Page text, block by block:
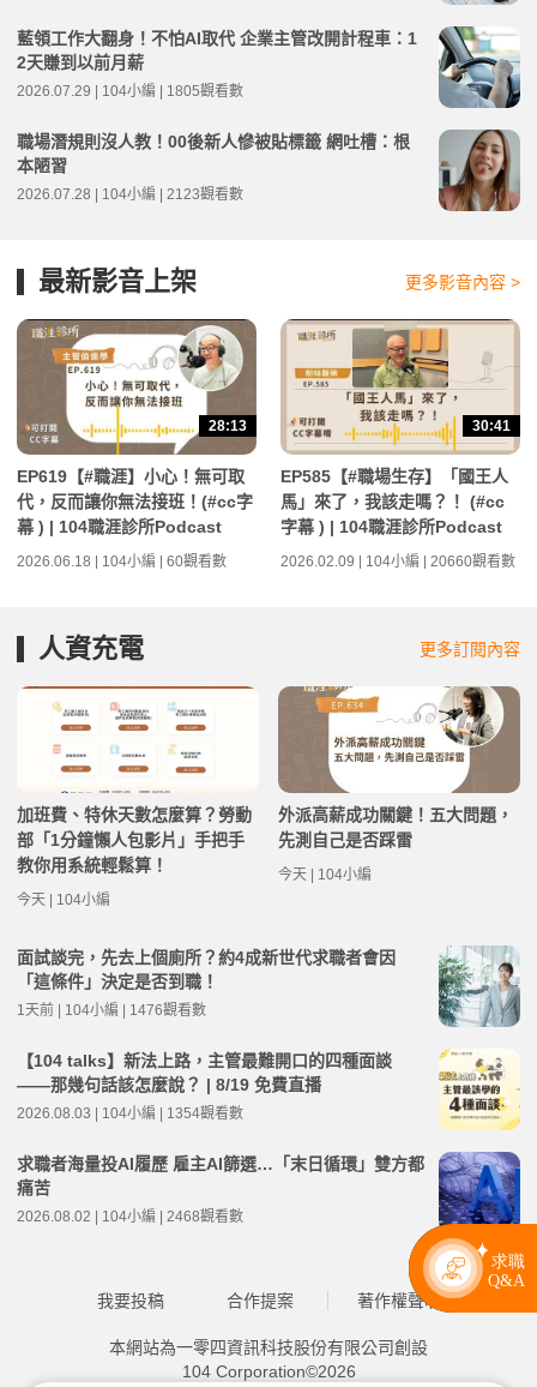
藍領工作大翻身！不怕AI取代 企業主管改開計程車：1
2天賺到以前月薪
2026.07.29 | 104小編 | 1805觀看數
職場潛規則沒人教！00後新人慘被貼標籤 網吐槽：根
本陋習
2026.07.28 | 104小編 | 2123觀看數
最新影音上架 更多影音內容 >
28:13
EP619【#職涯】小心！無可取
代，反而讓你無法接班！(#cc字
幕 ) | 104職涯診所Podcast
2026.06.18 | 104小編 | 60觀看數
30:41
EP585【#職場生存】「國王人
馬」來了，我該走嗎？！ (#cc
字幕 ) | 104職涯診所Podcast
2026.02.09 | 104小編 | 20660觀看數
人資充電 更多訂閱內容
加班費、特休天數怎麼算？勞動
部「1分鐘懶人包影片」手把手
教你用系統輕鬆算！
今天 | 104小編
外派高薪成功關鍵！五大問題，
先測自己是否踩雷
今天 | 104小編
面試談完，先去上個廁所？約4成新世代求職者會因
「這條件」決定是否到職！
1天前 | 104小編 | 1476觀看數
【104 talks】新法上路，主管最難開口的四種面談
——那幾句話該怎麼說？ | 8/19 免費直播
2026.08.03 | 104小編 | 1354觀看數
求職者海量投AI履歷 雇主AI篩選…「末日循環」雙方都
痛苦
2026.08.02 | 104小編 | 2468觀看數
我要投稿 合作提案 著作權聲明
本網站為一零四資訊科技股份有限公司創設
104 Corporation©2026